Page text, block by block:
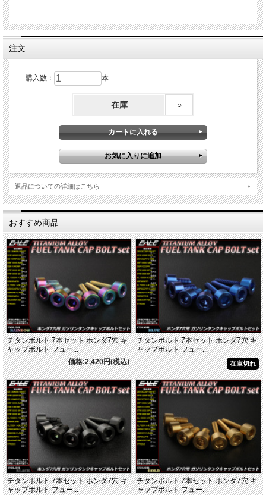
注文
購入数： 本
在庫 ○
返品についての詳細はこちら
おすすめ商品
チタンボルト 7本セット ホンダ7穴 キ
ャップボルト フュー...
価格:2,420円(税込)
チタンボルト 7本セット ホンダ7穴 キ
ャップボルト フュー...
在庫切れ
チタンボルト 7本セット ホンダ7穴 キ
ャップボルト フュー...
チタンボルト 7本セット ホンダ7穴 キ
ャップボルト フュー...